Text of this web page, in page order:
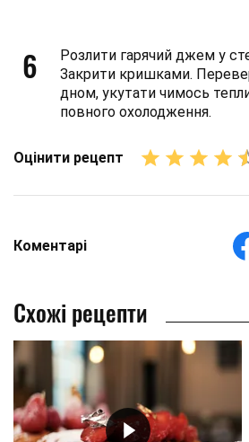
6
Розлити гарячий джем у
Закрити кришками.
дном, укутати чимось
повного охолодження.
Оцінити рецепт
Коментарі
Схожі рецепти